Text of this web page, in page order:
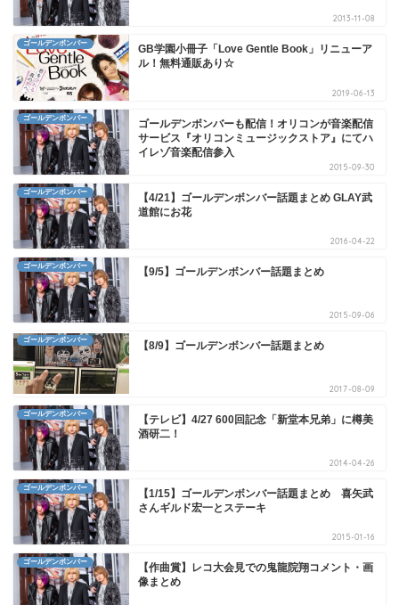
2013-11-08
ゴールデンボンバー
GB学園小冊子「Love Gentle Book」リニューア
ル！無料通販あり☆
2019-06-13
ゴールデンボンバー
ゴールデンボンバーも配信！オリコンが音楽配信
サービス『オリコンミュージックストア』にてハ
イレゾ音楽配信参入
2015-09-30
ゴールデンボンバー
【4/21】ゴールデンボンバー話題まとめ GLAY武
道館にお花
2016-04-22
ゴールデンボンバー 【9/5】ゴールデンボンバー話題まとめ
2015-09-06
ゴールデンボンバー 【8/9】ゴールデンボンバー話題まとめ
2017-08-09
ゴールデンボンバー
【テレビ】4/27 600回記念「新堂本兄弟」に樽美
酒研二！
2014-04-26
ゴールデンボンバー
【1/15】ゴールデンボンバー話題まとめ 喜矢武
さんギルド宏一とステーキ
2015-01-16
ゴールデンボンバー
【作曲賞】レコ大会見での鬼龍院翔コメント・画
像まとめ